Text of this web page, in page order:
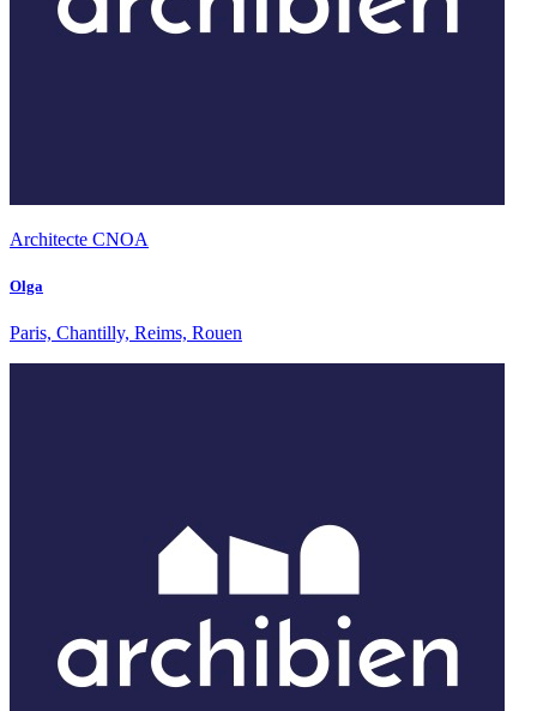
Architecte CNOA
Olga
Paris, Chantilly, Reims, Rouen